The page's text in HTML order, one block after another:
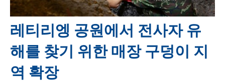
레티리엥 공원에서 전사자 유
해를 찾기 위한 매장 구덩이 지
역 확장